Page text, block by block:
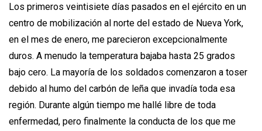
Los primeros veintisiete días pasados en el ejército en un
centro de mobilización al norte del estado de Nueva York,
en el mes de enero, me parecieron excepcionalmente
duros. A menudo la temperatura bajaba hasta 25 grados
bajo cero. La mayoría de los soldados comenzaron a toser
debido al humo del carbón de leña que invadía toda esa
región. Durante algún tiempo me hallé libre de toda
enfermedad, pero finalmente la conducta de los que me